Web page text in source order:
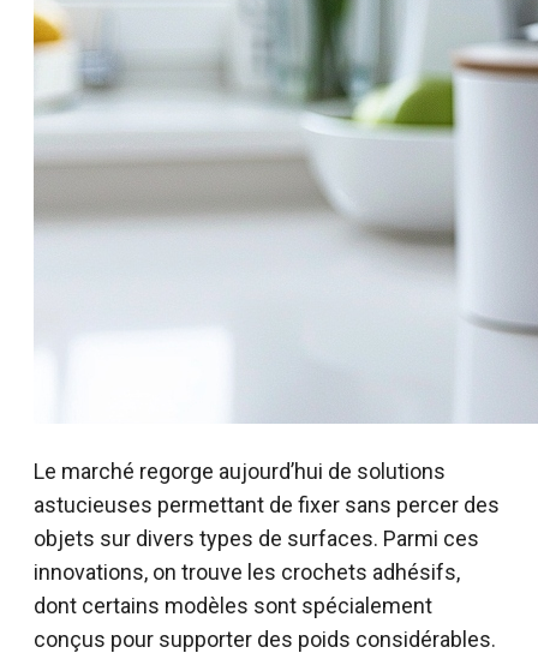
Le marché regorge aujourd’hui de solutions
astucieuses permettant de fixer sans percer des
objets sur divers types de surfaces. Parmi ces
innovations, on trouve les crochets adhésifs,
dont certains modèles sont spécialement
conçus pour supporter des poids considérables.